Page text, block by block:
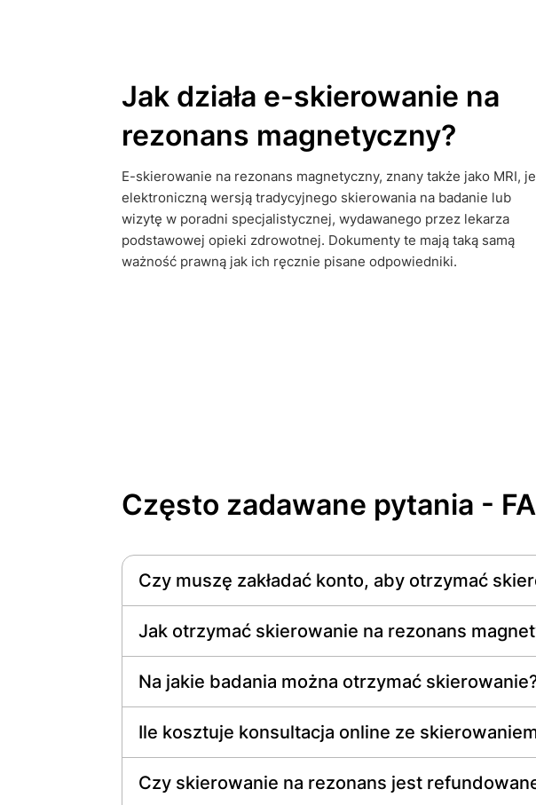
Jak działa e-skierowanie na
rezonans magnetyczny?
E-skierowanie na rezonans magnetyczny, znany także jako MRI,
elektroniczną wersją tradycyjnego skierowania na badanie lub
wizytę w poradni specjalistycznej, wydawanego przez lekarza
podstawowej opieki zdrowotnej. Dokumenty te mają taką samą
ważność prawną jak ich ręcznie pisane odpowiedniki.
Często zadawane pytania -
Czy muszę zakładać konto, aby otrzymać
Jak otrzymać skierowanie na rezonans
Na jakie badania można otrzymać
Ile kosztuje konsultacja online ze
Czy skierowanie na rezonans jest